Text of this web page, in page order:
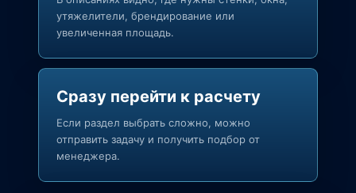
утяжелители, брендирование или
увеличенная площадь.
Сразу перейти к расчету
Если раздел выбрать сложно, можно
отправить задачу и получить подбор от
менеджера.